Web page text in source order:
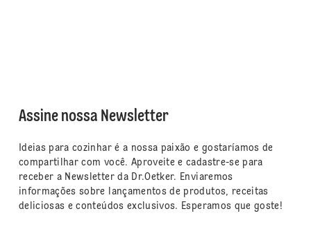
Assine nossa Newsletter
Ideias para cozinhar é a nossa paixão e gostaríamos de
compartilhar com você. Aproveite e cadastre-se para
receber a Newsletter da Dr.Oetker. Enviaremos
informações sobre lançamentos de produtos, receitas
deliciosas e conteúdos exclusivos. Esperamos que goste!